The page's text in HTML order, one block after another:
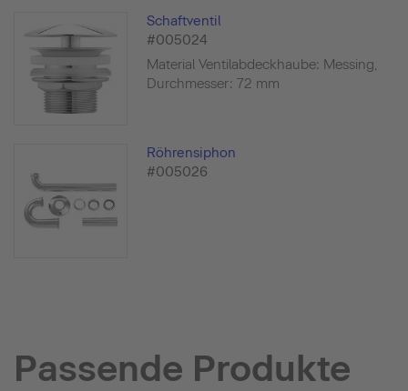
Schaftventil
#005024
Material Ventilabdeckhaube: Messing,
Durchmesser: 72 mm
Röhrensiphon
#005026
Passende Produkte